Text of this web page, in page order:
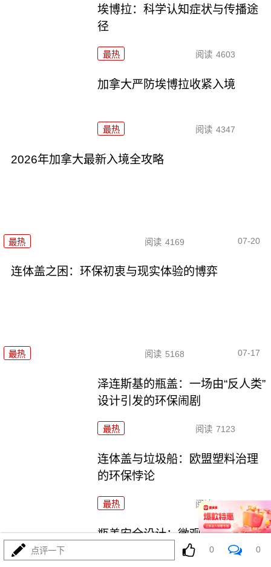
埃博拉：科学认知症状与传播途
径
最热 阅读 4603
加拿大严防埃博拉收紧入境
最热 阅读 4347
2026年加拿大最新入境全攻略
最热 阅读 4169 07-20
连体盖之困：环保初衷与现实体验的博弈
最热 阅读 5168 07-17
泽连斯基的瓶盖：一场由“反人类”
设计引发的环保闹剧
最热 阅读 7123
连体盖与垃圾船：欧盟塑料治理
的环保悖论
最热 阅读 6180
瓶盖安全设计：微观细节中的守
点评一下 0 0